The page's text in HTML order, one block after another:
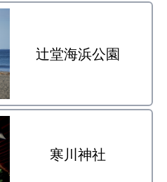
辻堂海浜公園
寒川神社